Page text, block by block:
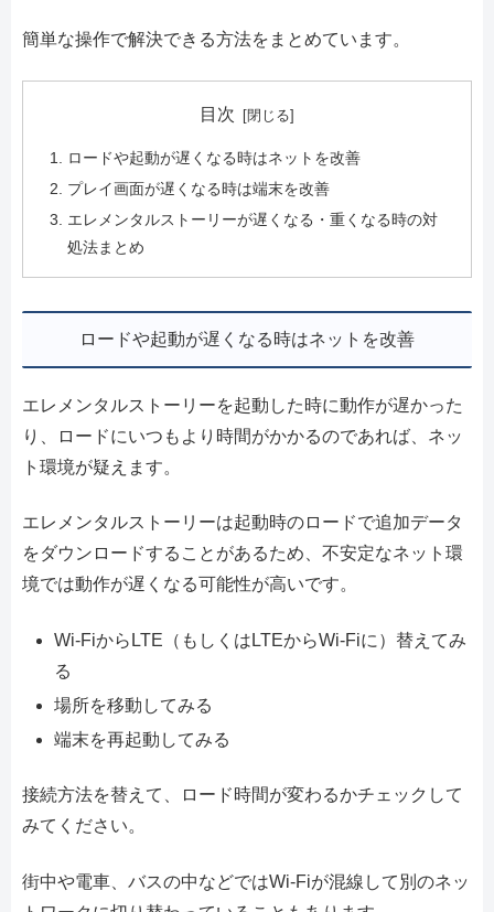
簡単な操作で解決できる方法をまとめています。
目次
ロードや起動が遅くなる時はネットを改善
プレイ画面が遅くなる時は端末を改善
エレメンタルストーリーが遅くなる・重くなる時の対
処法まとめ
ロードや起動が遅くなる時はネットを改善
エレメンタルストーリーを起動した時に動作が遅かった
り、ロードにいつもより時間がかかるのであれば、ネッ
ト環境が疑えます。
エレメンタルストーリーは起動時のロードで追加データ
をダウンロードすることがあるため、不安定なネット環
境では動作が遅くなる可能性が高いです。
Wi-FiからLTE（もしくはLTEからWi-Fiに）替えてみ
る
場所を移動してみる
端末を再起動してみる
接続方法を替えて、ロード時間が変わるかチェックして
みてください。
街中や電車、バスの中などではWi-Fiが混線して別のネッ